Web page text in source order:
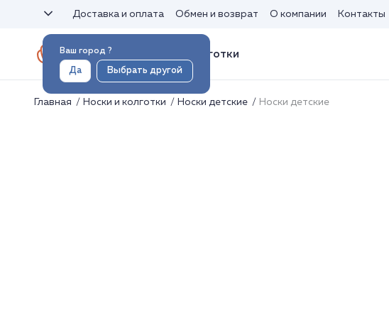
Ваш город ?
Да Выбрать другой
Доставка и оплата Обмен и возврат О компании Контакты
Носки и колготки
Главная Носки и колготки Носки детские Носки детские